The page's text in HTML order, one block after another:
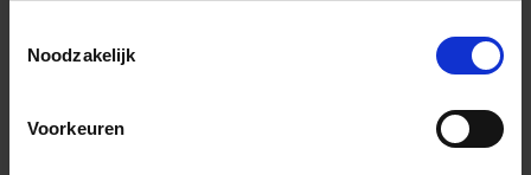
Noodzakelijk
Voorkeuren
Algemene informatie